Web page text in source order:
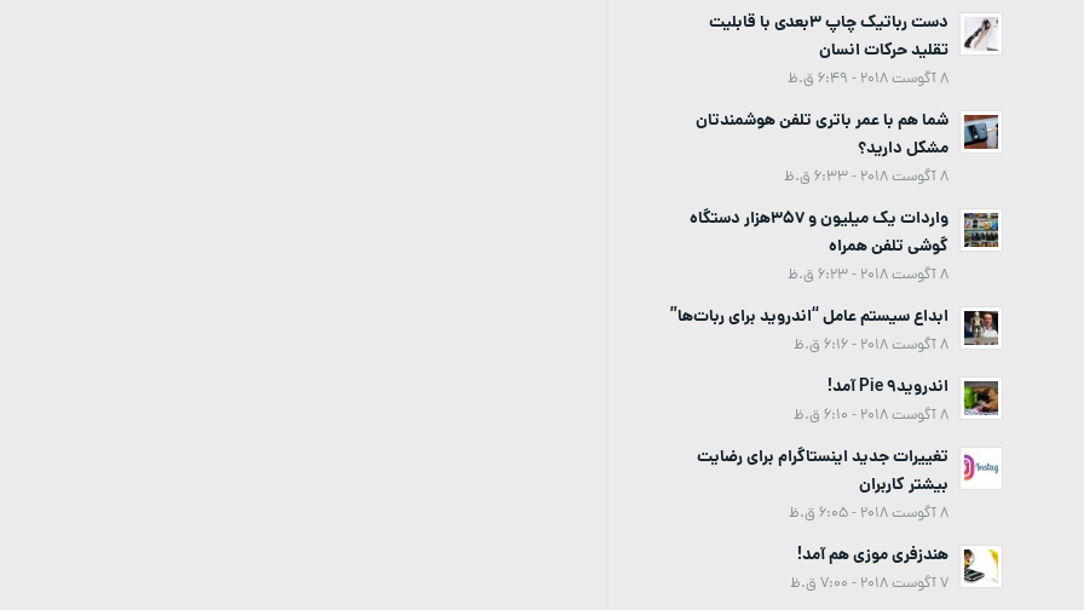
دست رباتیک چاپ 3بعدی با قابلیت
تقلید حرکات انسان
8 آگوست 2018 - 6:49 ق.ظ
شما هم با عمر باتری تلفن هوشمندتان
مشکل دارید؟
8 آگوست 2018 - 6:33 ق.ظ
واردات یک میلیون و 357هزار دستگاه
گوشی تلفن همراه
8 آگوست 2018 - 6:23 ق.ظ
ابداع سیستم عامل “اندروید برای ربات‌ها”
8 آگوست 2018 - 6:16 ق.ظ
اندروید9 Pie آمد!
8 آگوست 2018 - 6:10 ق.ظ
تغییرات جدید اینستاگرام برای رضایت
بیشتر کاربران
8 آگوست 2018 - 6:05 ق.ظ
هندزفری موزی هم آمد!
7 آگوست 2018 - 7:00 ق.ظ